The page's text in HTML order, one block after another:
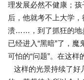
理发展必然不健康；
后，他就考不上大学
溃……，到了抓狂的地
已经进入“黑暗”了，
可怕的“问题”。在这样
这样的光景持续了好